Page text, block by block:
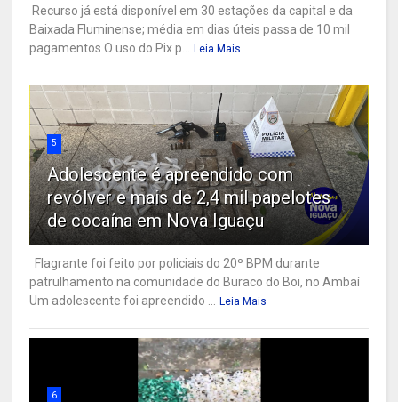
Recurso já está disponível em 30 estações da capital e da
Baixada Fluminense; média em dias úteis passa de 10 mil
pagamentos O uso do Pix p... Leia Mais
5
Adolescente é apreendido com
revólver e mais de 2,4 mil papelotes
de cocaína em Nova Iguaçu
Flagrante foi feito por policiais do 20º BPM durante
patrulhamento na comunidade do Buraco do Boi, no Ambaí
Um adolescente foi apreendido ... Leia Mais
6